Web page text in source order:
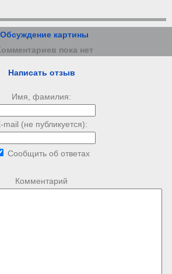
Обсуждение картины
пока нет
Написать отзыв
Имя, фамилия:
mail (не публикуется):
Сообщить об ответах
Комментарий